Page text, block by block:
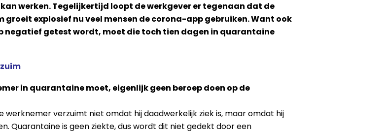
werken. Tegelijkertijd loopt de werkgever er tegenaan dat de
explosief nu veel mensen de corona-app gebruiken. Want ook
negatief getest wordt, moet die toch tien dagen in quarantaine
in quarantaine moet, eigenlijk geen beroep doen op de
werknemer verzuimt niet omdat hij daadwerkelijk ziek is, maar omdat hij
Quarantaine is geen ziekte, dus wordt dit niet gedekt door een